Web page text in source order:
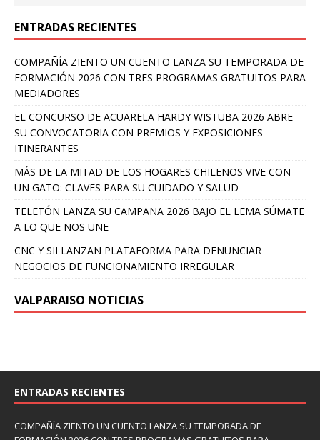
ENTRADAS RECIENTES
COMPAÑÍA ZIENTO UN CUENTO LANZA SU TEMPORADA DE
FORMACIÓN 2026 CON TRES PROGRAMAS GRATUITOS PARA
MEDIADORES
EL CONCURSO DE ACUARELA HARDY WISTUBA 2026 ABRE
SU CONVOCATORIA CON PREMIOS Y EXPOSICIONES
ITINERANTES
MÁS DE LA MITAD DE LOS HOGARES CHILENOS VIVE CON
UN GATO: CLAVES PARA SU CUIDADO Y SALUD
TELETÓN LANZA SU CAMPAÑA 2026 BAJO EL LEMA SÚMATE
A LO QUE NOS UNE
CNC Y SII LANZAN PLATAFORMA PARA DENUNCIAR
NEGOCIOS DE FUNCIONAMIENTO IRREGULAR
VALPARAISO NOTICIAS
ENTRADAS RECIENTES
COMPAÑÍA ZIENTO UN CUENTO LANZA SU TEMPORADA DE